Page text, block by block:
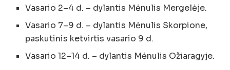
Vasario 2–4 d. – dylantis Mėnulis Mergelėje.
Vasario 7–9 d. – dylantis Mėnulis Skorpione,
paskutinis ketvirtis vasario 9 d.
Vasario 12–14 d. – dylantis Mėnulis Ožiaragyje.